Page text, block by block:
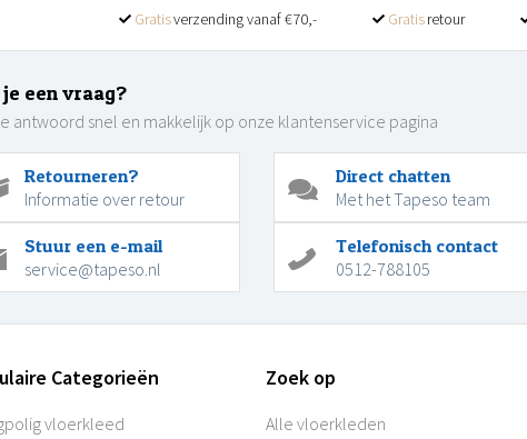
Gratisverzending vanaf €70,- Gratisretour
je een vraag?
antwoord snel en makkelijk op onze klantenservice pagina
Retourneren?
Informatie over retour
Direct chatten
Met het Tapeso team
Stuur een e-mail
service@tapeso.nl
Telefonisch contact
0512-788105
Categorieën
vloerkleed
Zoek op
Alle vloerkleden